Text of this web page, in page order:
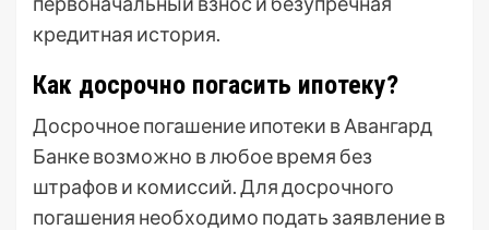
кредитная история.
Как досрочно погасить ипотеку?
Досрочное погашение ипотеки в Авангард
Банке возможно в любое время без
штрафов и комиссий. Для досрочного
погашения необходимо подать заявление в